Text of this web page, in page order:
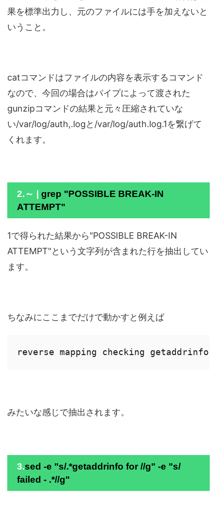
果を標準出力し、元のファイルには手を加えないと
いうこと。
catコマンドはファイルの内容を表示するコマンド
なので、今回の場合はパイプによって渡された
gunzipコマンドの結果と元々圧縮されていな
い/var/log/auth,.logと/var/log/auth.log.1を繋げて
くれます。
2.～ | grep "POSSIBLE BREAK-IN
ATTEMPT"
1で得られた結果から"POSSIBLE BREAK-IN
ATTEMPT"という文字列が含まれた行を抽出してい
ます。
ちなみにここまでだけで動かすと例えば
reverse mapping checking getaddrinfo
みたいな感じで抽出されます。
3.sed -e "s/.*getaddrinfo for //g" -e "s/
failed - .*//g"